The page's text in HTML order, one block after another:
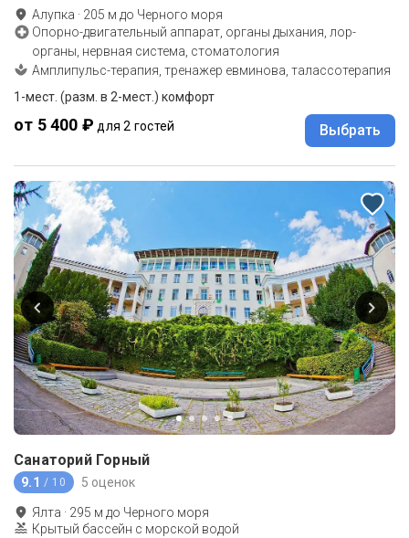
Алупка · 205 м до Черного моря
Опорно-двигательный аппарат, органы дыхания, лор-
органы, нервная система, стоматология
Амплипульс-терапия, тренажер евминова, талассотерапия
1-мест. (разм. в 2-мест.) комфорт
от 5 400 ₽ для 2 гостей Выбрать
Санаторий Горный
9.1 / 10 5 оценок
Ялта · 295 м до Черного моря
Крытый бассейн с морской водой